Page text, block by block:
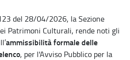
del 28/04/2026, la Sezione
Patrimoni Culturali, rende noti gli
ammissibilità formale delle
, per l'Avviso Pubblico per la